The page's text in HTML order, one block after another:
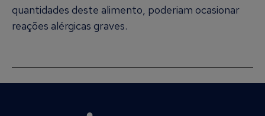
quantidades deste alimento, poderiam ocasionar
reações alérgicas graves.